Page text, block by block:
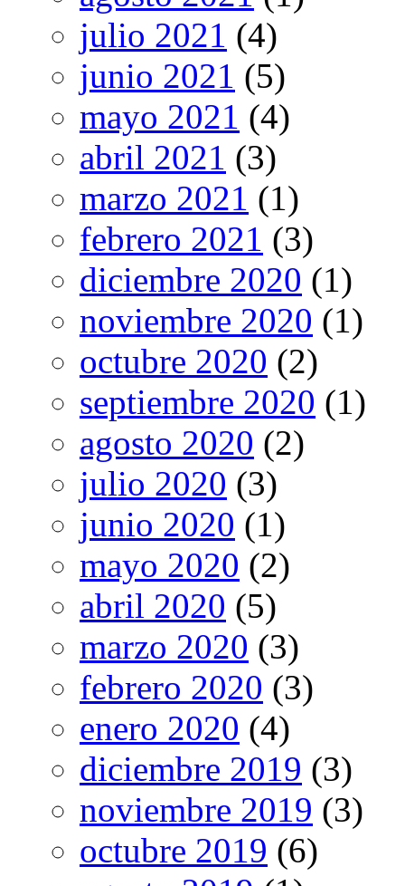
julio 2021 (4)
junio 2021 (5)
mayo 2021 (4)
abril 2021 (3)
marzo 2021 (1)
febrero 2021 (3)
diciembre 2020 (1)
noviembre 2020 (1)
octubre 2020 (2)
septiembre 2020 (1)
agosto 2020 (2)
julio 2020 (3)
junio 2020 (1)
mayo 2020 (2)
abril 2020 (5)
marzo 2020 (3)
febrero 2020 (3)
enero 2020 (4)
diciembre 2019 (3)
noviembre 2019 (3)
octubre 2019 (6)